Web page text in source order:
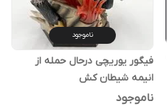
ناموجود
فیگور یوریچی درحال حمله از
انیمه شیطان کش
ناموجود